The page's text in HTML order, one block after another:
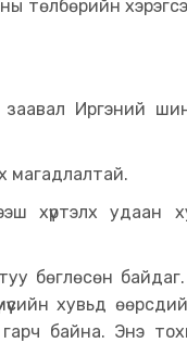
төлбөрийн
Иргэний
магадлалтай.
удаан
бөглөсөн
хувьд
байна. Энэ